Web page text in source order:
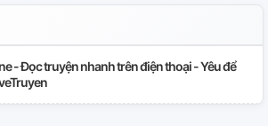
- Đọc truyện nhanh trên điện thoại - Yêu để